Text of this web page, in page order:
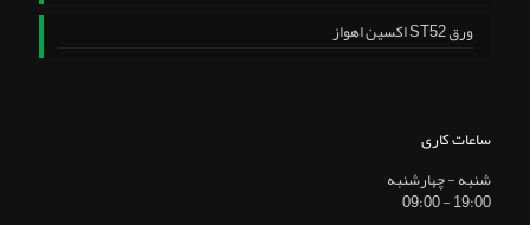
ورق ST52 اکسین اهواز
ساعات کاری
شنبه - چهارشنبه
19:00 - 09:00